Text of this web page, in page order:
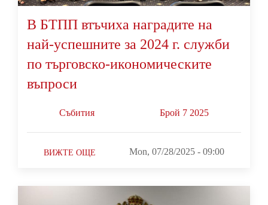
В БТПП втъчиха наградите на
най-успешните за 2024 г. служби
по търговско-икономическите
въпроси
Събития Брой 7 2025
ВИЖТЕ ОЩЕ Mon, 07/28/2025 - 09:00